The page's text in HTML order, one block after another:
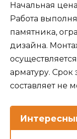
Начальная
Работа
памятника,
дизайна.
арматуру. Срок
составляет не